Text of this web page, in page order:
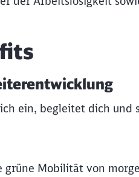
ein, begleitet dich
grüne Mobilität von